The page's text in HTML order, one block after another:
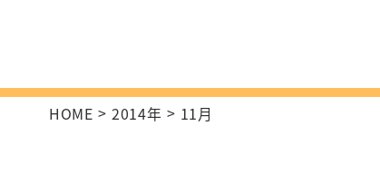
HOME 2014年 11月